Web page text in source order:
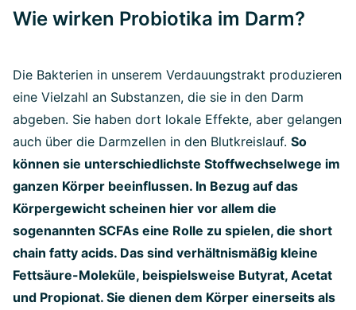
Wie wirken Probiotika im Darm?
Die Bakterien in unserem Verdauungstrakt produzieren
eine Vielzahl an Substanzen, die sie in den Darm
abgeben. Sie haben dort lokale Effekte, aber gelangen
auch über die Darmzellen in den Blutkreislauf. So
können sie unterschiedlichste Stoffwechselwege im
ganzen Körper beeinflussen. In Bezug auf das
Körpergewicht scheinen hier vor allem die
sogenannten SCFAs eine Rolle zu spielen, die short
chain fatty acids. Das sind verhältnismäßig kleine
Fettsäure-Moleküle, beispielsweise Butyrat, Acetat
und Propionat. Sie dienen dem Körper einerseits als